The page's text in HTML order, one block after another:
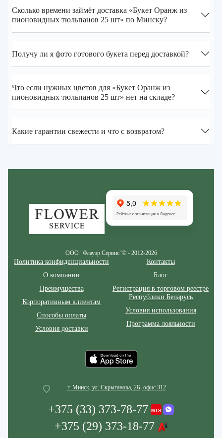
Сколько времени займёт доставка «Букет Оранж из
пионовидных тюльпанов 25 шт» по Минску?
Получу ли я фото готового букета перед доставкой?
Что если нужных цветов для «Букет Оранж из
пионовидных тюльпанов 25 шт» нет на складе?
Какие гарантии свежести и что с возвратом?
ООО "Флауэр Сервис"© - 2012-2026
Политика конфиденциальности
О компании
Преимущества
Корпоративным клиентам
Способы оплаты
Условия доставки
Контакты
Блог
Регистрация в торговом реестре
Республики Беларусь
Условия использования
Программа лояльности
г. Минск, ул. Скрыганова, 2Б, офис 312
+375 (33) 373-78-77
+375 (29) 373-18-77